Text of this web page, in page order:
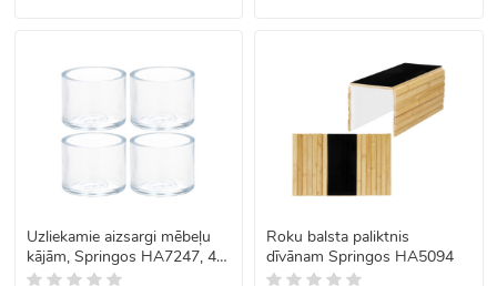
Uzliekamie aizsargi mēbeļu
kājām, Springos HA7247, 4
gab.
Roku balsta paliktnis
dīvānam Springos HA5094